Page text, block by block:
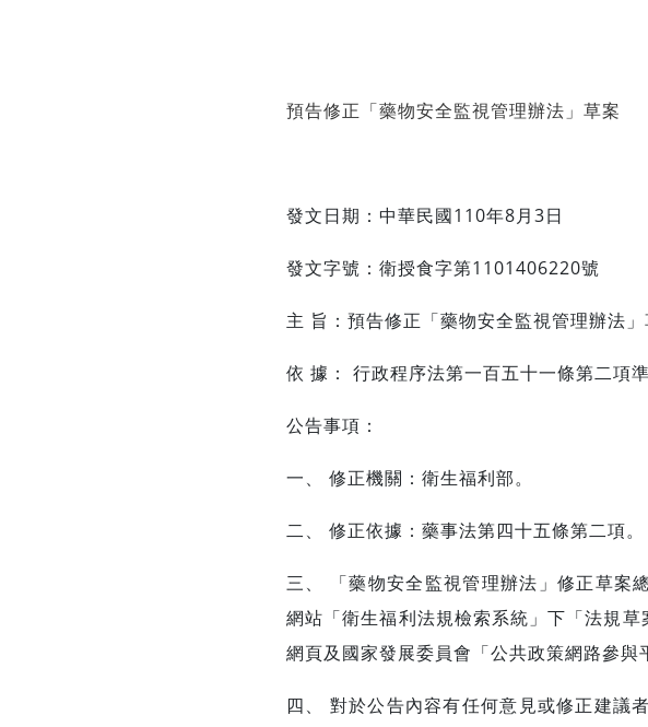
預告修正「藥物安全監視管理辦法」草案
發文日期：中華民國110年8月3日
發文字號：衛授食字第1101406220號
主 旨：預告修正「藥物安全監視管理辦法」
依 據： 行政程序法第一百五十一條第二項
公告事項：
一、 修正機關：衛生福利部。
二、 修正依據：藥事法第四十五條第二項。
三、 「藥物安全監視管理辦法」修正草案
網站「衛生福利法規檢索系統」下「法規
網頁及國家發展委員會「公共政策網路參與
四、 對於公告內容有任何意見或修正建議